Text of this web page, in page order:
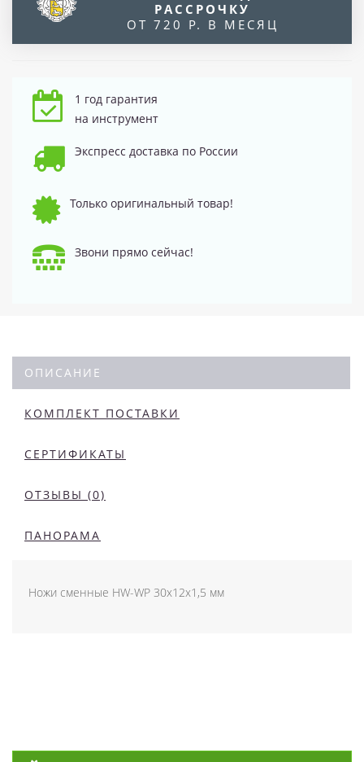
РАССРОЧКУ
ОТ 720 Р. В МЕСЯЦ
1 год гарантия
на инструмент
Экспресс доставка по России
Только оригинальный товар!
Звони прямо сейчас!
ОПИСАНИЕ
КОМПЛЕКТ ПОСТАВКИ
СЕРТИФИКАТЫ
ОТЗЫВЫ (0)
ПАНОРАМА
Ножи сменные HW-WP 30x12x1,5 мм